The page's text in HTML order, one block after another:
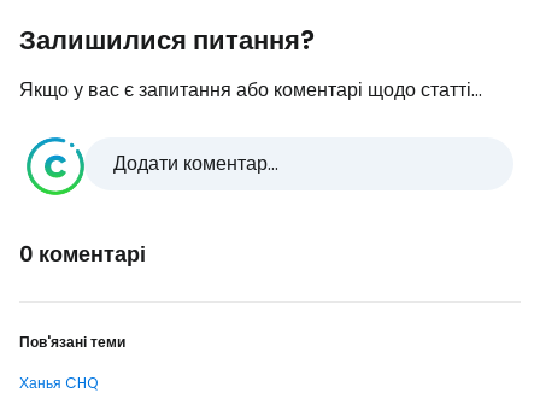
Залишилися питання?
Якщо у вас є запитання або коментарі щодо статті...
Додати коментар...
0 коментарі
Пов'язані теми
Ханья CHQ